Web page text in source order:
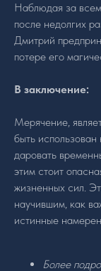
Наблюдая за
после недолгих
Дмитрий
потере его
В заключение:
Мерячение,
быть
даровать
этим стоит
жизненных сил.
научившим, как
истинные
Более